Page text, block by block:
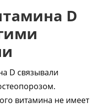
D
D связывали
витамина не имеет